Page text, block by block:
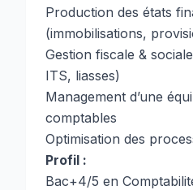
Production des états
(immobilisations,
Gestion fiscale &
ITS, liasses)
Management d’une
comptables
Optimisation des
Profil :
Bac+4/5 en